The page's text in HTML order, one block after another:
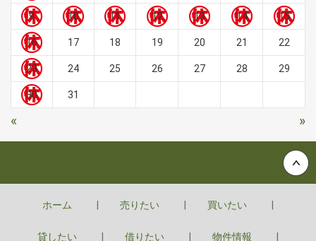
9 10 11 12 13 14 15
16 17 18 19 20 21 22
23 24 25 26 27 28 29
30 31
« »
ホーム 売りたい 買いたい
貸したい 借りたい 物件情報